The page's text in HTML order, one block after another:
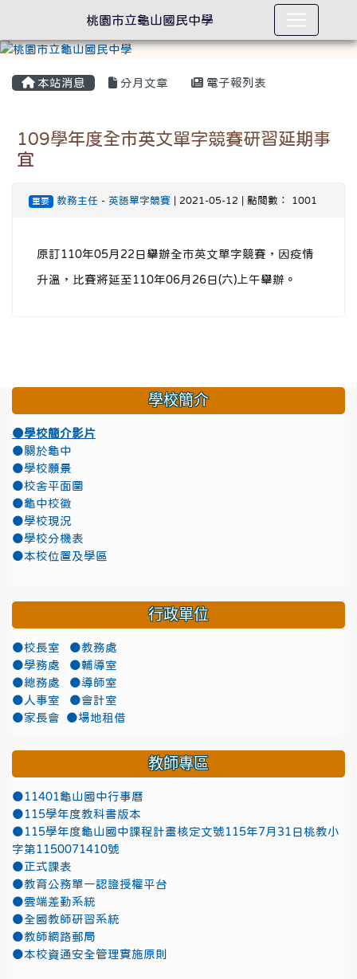
本站消息 分月文章 電子報列表
109學年度全市英文單字競賽研習延期事
宜
重要 教務主任 - 英語單字競賽 | 2021-05-12 | 點閱數： 1001
原訂110年05月22日舉辦全市英文單字競賽，因疫情
升溫，比賽將延至110年06月26日(六)上午舉辦。
學校簡介
●學校簡介影片
●關於龜中
●學校願景
●校舍平面圖
●龜中校徽
●學校現況
●學校分機表
●本校位置及學區
行政單位
●校長室
●教務處
●學務處
●輔導室
●總務處
●導師室
●人事室
●會計室
●家長會
●場地租借
教師專區
●11401龜山國中行事曆
●115學年度教科書版本
●115學年度龜山國中課程計畫核定文號115年7月31日桃教小
字第1150071410號
●正式課表
●教育公務單一認證授權平台
●雲端差勤系統
●全國教師研習系統
●教師網路郵局
●本校資通安全管理實施原則
桃園市立龜山國民中學